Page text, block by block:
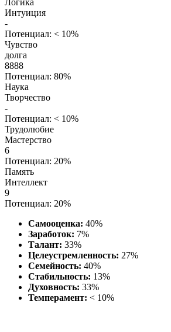
Логика
Интуиция
-
Потенциал: < 10%
Чувство
долга
8888
Потенциал: 80%
Наука
Творчество
-
Потенциал: < 10%
Трудолюбие
Мастерство
6
Потенциал: 20%
Память
Интеллект
9
Потенциал: 20%
Самооценка: 40%
Заработок: 7%
Талант: 33%
Целеустремленность: 27%
Семейность: 40%
Стабильность: 13%
Духовность: 33%
Темперамент: < 10%